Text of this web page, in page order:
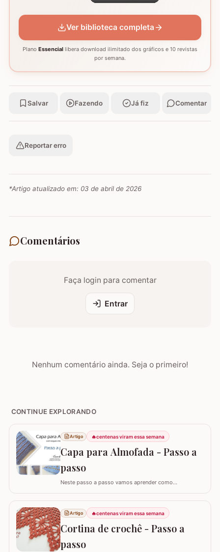
Ver biblioteca completa
Plano Essencial libera download ilimitado dos gráficos e 10 revistas
por semana.
Salvar Fazendo Já fiz Comentar
Reportar erro
*Artigo atualizado em: 03 de abril de 2026
Comentários
Faça login para comentar
Entrar
Nenhum comentário ainda. Seja o primeiro!
CONTINUE EXPLORANDO
Artigo 🔥centenas viram essa semana
Capa para Almofada - Passo a
passo
Neste passo a passo vamos aprender como
intercalados. Fiz a capa para almofada de 40 x 40 e
seguindo o passo a passo você consegue adaptar para
o tamanho desejado. Utilizei o fio Barroco Maxcolor da
Círculo S/A. Um fio extremamente macio por ser 100%…
Artigo 🔥centenas viram essa semana
Cortina de crochê - Passo a
passo